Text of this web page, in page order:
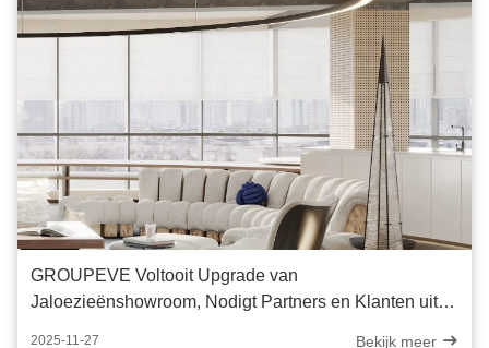
GROUPEVE Voltooit Upgrade van
Jaloezieënshowroom, Nodigt Partners en Klanten uit
2025-11-27 Bekijk meer